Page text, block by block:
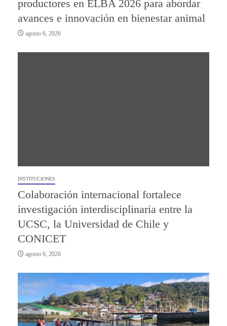
productores en ELBA 2026 para abordar
avances e innovación en bienestar animal
agosto 6, 2026
INSTITUCIONES
Colaboración internacional fortalece
investigación interdisciplinaria entre la
UCSC, la Universidad de Chile y
CONICET
agosto 6, 2026